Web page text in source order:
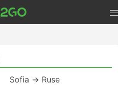
Sofia → Ruse